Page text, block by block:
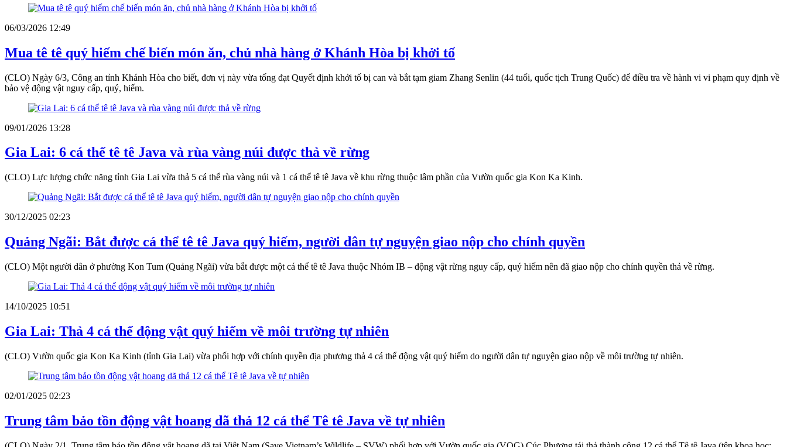
06/03/2026 12:49
Mua tê tê quý hiếm chế biến món ăn, chủ nhà hàng ở Khánh Hòa bị khởi tố
(CLO) Ngày 6/3, Công an tỉnh Khánh Hòa cho biết, đơn vị này vừa tống đạt Quyết định khởi tố bị can và bắt tạm giam Zhang Senlin (44 tuổi, quốc tịch Trung Quốc) để điều tra về hành vi vi phạm quy định về
bảo vệ động vật nguy cấp, quý, hiếm.
09/01/2026 13:28
Gia Lai: 6 cá thể tê tê Java và rùa vàng núi được thả về rừng
(CLO) Lực lượng chức năng tỉnh Gia Lai vừa thả 5 cá thể rùa vàng núi và 1 cá thể tê tê Java về khu rừng thuộc lâm phần của Vườn quốc gia Kon Ka Kinh.
30/12/2025 02:23
Quảng Ngãi: Bắt được cá thể tê tê Java quý hiếm, người dân tự nguyện giao nộp cho chính quyền
(CLO) Một người dân ở phường Kon Tum (Quảng Ngãi) vừa bắt được một cá thể tê tê Java thuộc Nhóm IB – động vật rừng nguy cấp, quý hiếm nên đã giao nộp cho chính quyền thả về rừng.
14/10/2025 10:51
Gia Lai: Thả 4 cá thể động vật quý hiếm về môi trường tự nhiên
(CLO) Vườn quốc gia Kon Ka Kinh (tỉnh Gia Lai) vừa phối hợp với chính quyền địa phương thả 4 cá thể động vật quý hiếm do người dân tự nguyện giao nộp về môi trường tự nhiên.
02/01/2025 02:23
Trung tâm bảo tồn động vật hoang dã thả 12 cá thể Tê tê Java về tự nhiên